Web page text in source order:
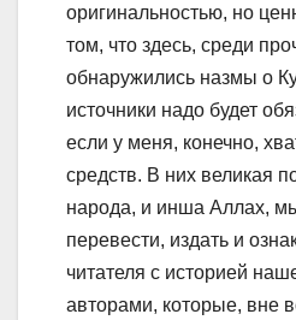
оригинальностью, но
том, что здесь, среди
обнаружились назмы о
источники надо будет
если у меня, конечно,
средств. В них великая
народа, и инша Аллах,
перевести, издать и
читателя с историей
авторами, которые, вне